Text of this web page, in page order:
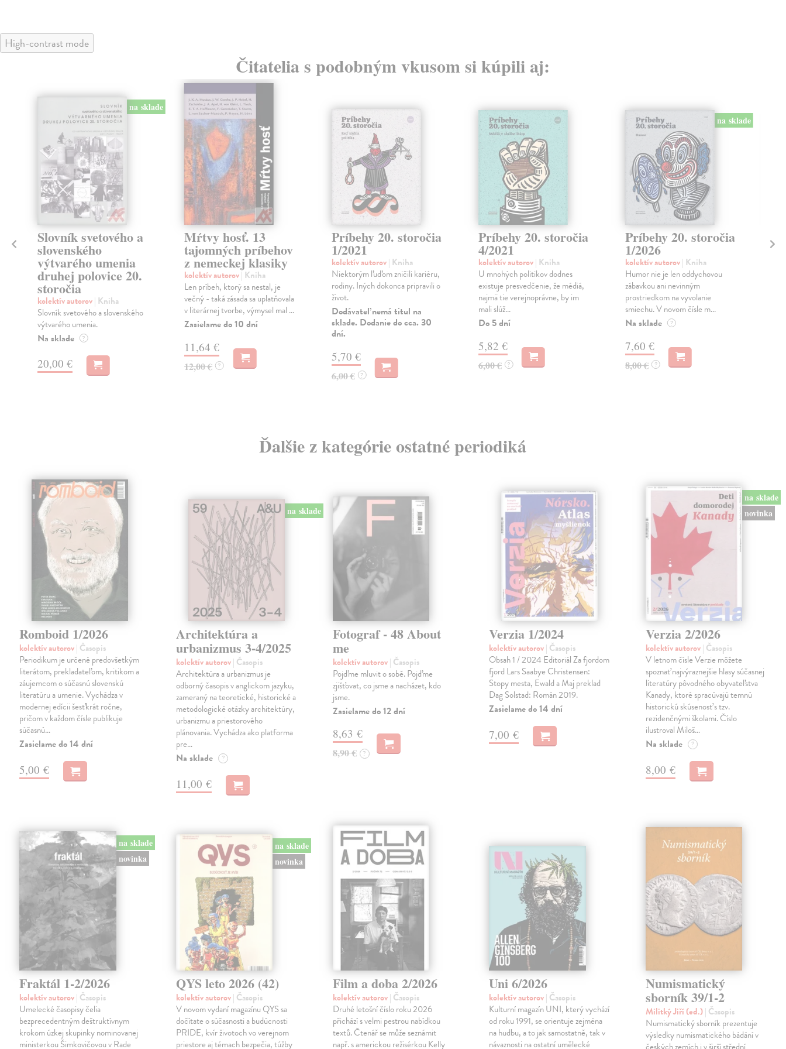
High-contrast mode
Čitatelia s podobným vkusom si kúpili aj:
na sklade
Slovník svetového a
slovenského
výtvarého umenia
druhej polovice 20.
storočia
kolektív autorov| Kniha
Slovník svetového a slovenského
výtvarého umenia.
Na sklade ?
20,00 €
Mŕtvy hosť. 13
tajomných príbehov
z nemeckej klasiky
kolektív autorov| Kniha
Len príbeh, ktorý sa nestal, je
večný - taká zásada sa uplatňovala
v literárnej tvorbe, výmysel mal ...
Zasielame do 10 dní
11,64 €
12,00 € ?
Príbehy 20. storočia
1/2021
kolektív autorov| Kniha
Niektorým ľuďom zničili kariéru,
rodiny. Iných dokonca pripravili o
život.
Dodávateľ nemá titul na
sklade. Dodanie do cca. 30
dní.
5,70 €
6,00 € ?
Príbehy 20. storočia
4/2021
kolektív autorov| Kniha
U mnohých politikov dodnes
existuje presvedčenie, že médiá,
najmä tie verejnoprávne, by im
mali slúž...
Do 5 dní
5,82 €
6,00 € ?
na sklade
Príbehy 20. storočia
1/2026
kolektív autorov| Kniha
Humor nie je len oddychovou
zábavkou ani nevinným
prostriedkom na vyvolanie
smiechu. V novom čísle m...
Na sklade ?
7,60 €
8,00 € ?
3/
Ďalšie z kategórie ostatné periodiká
Romboid 1/2026
kolektív autorov| Časopis
Periodikum je určené predovšetkým
literátom, prekladateľom, kritikom a
záujemcom o súčasnú slovenskú
literatúru a umenie. Vychádza v
modernej edícii šesťkrát ročne,
pričom v každom čísle publikuje
súčasnú…
Zasielame do 14 dní
5,00 €
na sklade
Architektúra a
urbanizmus 3-4/2025
kolektív autorov| Časopis
Architektúra a urbanizmus je
odborný časopis v anglickom jazyku,
zameraný na teoretické, historické a
metodologické otázky architektúry,
urbanizmu a priestorového
plánovania. Vychádza ako platforma
pre…
Na sklade ?
11,00 €
Fotograf - 48 About
me
kolektív autorov| Časopis
Pojďme mluvit o sobě. Pojďme
zjišťovat, co jsme a nacházet, kdo
jsme.
Zasielame do 12 dní
8,63 €
8,90 € ?
Verzia 1/2024
kolektív autorov| Časopis
Obsah 1 / 2024 Editoriál Za fjordom
fjord Lars Saabye Christensen:
Stopy mesta, Ewald a Maj preklad
Dag Solstad: Román 2019.
Zasielame do 14 dní
7,00 €
na sklade
novinka
Verzia 2/2026
kolektív autorov| Časopis
V letnom čísle Verzie môžete
spoznať najvýraznejšie hlasy súčasnej
literatúry pôvodného obyvateľstva
Kanady, ktoré spracúvajú temnú
historickú skúsenosť s tzv.
rezidenčnými školami. Číslo
ilustroval Miloš…
Na sklade ?
8,00 €
na sklade
novinka
Fraktál 1-2/2026
kolektív autorov| Časopis
Umelecké časopisy čelia
bezprecedentným deštruktívnym
krokom úzkej skupinky nominovanej
ministerkou Šimkovičovou v Rade
na sklade
novinka
QYS leto 2026 (42)
kolektív autorov| Časopis
V novom vydaní magazínu QYS sa
dočítate o súčasnosti a budúcnosti
PRIDE, kvír životoch vo verejnom
priestore aj témach bezpečia, túžby
Film a doba 2/2026
kolektív autorov| Časopis
Druhé letošní číslo roku 2026
přichází s velmi pestrou nabídkou
textů. Čtenář se může seznámit
např. s americkou režisérkou Kelly
Uni 6/2026
kolektív autorov| Časopis
Kulturní magazín UNI, který vychází
od roku 1991, se orientuje zejména
na hudbu, a to jak samostatně, tak v
návaznosti na ostatní umělecké
Numismatický
sborník 39/1-2
Militký Jiří (ed.)| Časopis
Numismatický sborník prezentuje
výsledky numismatického bádání v